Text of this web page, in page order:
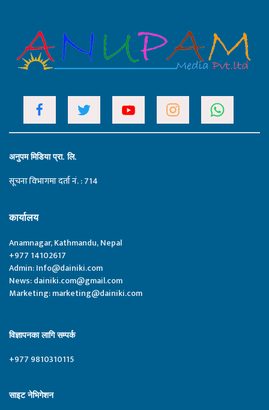
अनुपम मिडिया प्रा. लि.
सूचना विभागमा दर्ता नं. : 714
कार्यालय
Anamnagar, Kathmandu, Nepal
+977 14102617
Admin:Info@dainiki.com
News:dainiki.com@gmail.com
Marketing:marketing@dainiki.com
विज्ञापनका लागि सम्पर्क
+977 9810310115
साइट नेभिगेशन